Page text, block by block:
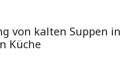
von kalten Suppen in
Küche